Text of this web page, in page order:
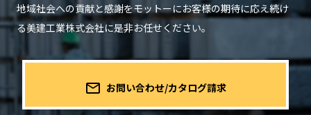
地域社会への貢献と感謝をモットーにお客様の期待に応え続け
る美建工業株式会社に是非お任せください。
mail_outline お問い合わせ/カタログ請求